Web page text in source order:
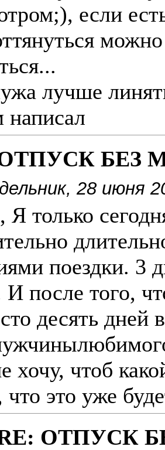
если
лучше
написал
ОТПУСК БЕЗ
28 июня
Я только
поездки. 3
после того,
десять дней
хочу, чтоб
это уже
ОТПУСК